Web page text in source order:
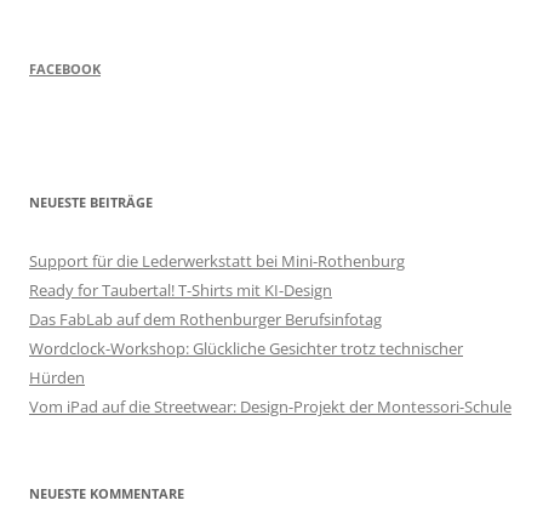
FACEBOOK
NEUESTE BEITRÄGE
Support für die Lederwerkstatt bei Mini-Rothenburg
Ready for Taubertal! T-Shirts mit KI-Design
Das FabLab auf dem Rothenburger Berufsinfotag
Wordclock-Workshop: Glückliche Gesichter trotz technischer
Hürden
Vom iPad auf die Streetwear: Design-Projekt der Montessori-Schule
NEUESTE KOMMENTARE